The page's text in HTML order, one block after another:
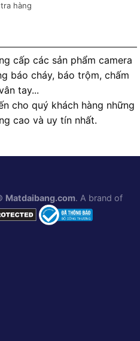
hàng
cấp các sản phẩm camera
báo cháy, báo trộm, chấm
tay...
cho quý khách hàng những
cao và uy tín nhất.
Matdaibang.com. A brand of